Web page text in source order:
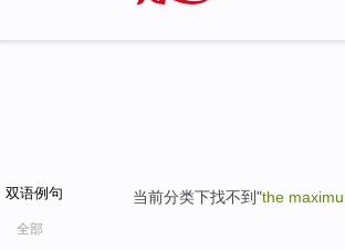
双语例句
全部
当前分类下找不到"the